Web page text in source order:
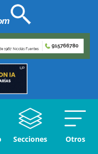
Secciones Otros